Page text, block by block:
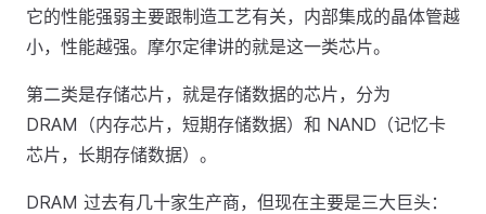
它的性能强弱主要跟制造工艺有关，内部集成的晶体管越
小，性能越强。摩尔定律讲的就是这一类芯片。
第二类是存储芯片，就是存储数据的芯片，分为
DRAM（内存芯片，短期存储数据）和 NAND（记忆卡
芯片，长期存储数据）。
DRAM 过去有几十家生产商，但现在主要是三大巨头：